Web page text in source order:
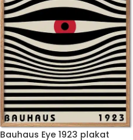
Bauhaus Eye 1923 plakat